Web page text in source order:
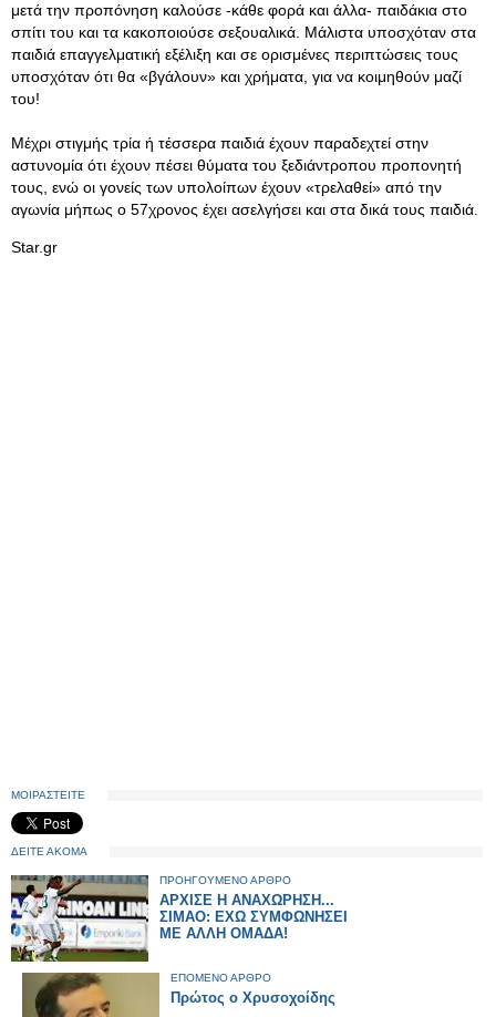
μετά την προπόνηση καλούσε -κάθε φορά και άλλα- παιδάκια στο
σπίτι του και τα κακοποιούσε σεξουαλικά. Μάλιστα υποσχόταν στα
παιδιά επαγγελματική εξέλιξη και σε ορισμένες περιπτώσεις τους
υποσχόταν ότι θα «βγάλουν» και χρήματα, για να κοιμηθούν μαζί
του!
Μέχρι στιγμής τρία ή τέσσερα παιδιά έχουν παραδεχτεί στην
αστυνομία ότι έχουν πέσει θύματα του ξεδιάντροπου προπονητή
τους, ενώ οι γονείς των υπολοίπων έχουν «τρελαθεί» από την
αγωνία μήπως ο 57χρονος έχει ασελγήσει και στα δικά τους παιδιά.
Star.gr
ΜΟΙΡΑΣΤΕΙΤΕ
ΔΕΙΤΕ ΑΚΟΜΑ
ΠΡΟΗΓΟΥΜΕΝΟ ΑΡΘΡΟ
ΑΡΧΙΣΕ Η ΑΝΑΧΩΡΗΣΗ...
ΣΙΜΑΟ: ΕΧΩ ΣΥΜΦΩΝΗΣΕΙ
ΜΕ ΑΛΛΗ ΟΜΑΔΑ!
ΕΠΟΜΕΝΟ ΑΡΘΡΟ
Πρώτος ο Χρυσοχοίδης